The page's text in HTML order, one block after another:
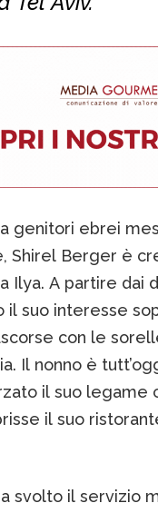
genitori ebrei
Shirel Berger è
Ilya. A partire dai
il suo interesse
con le
Il nonno è
il suo legame
il suo
svolto il servizio